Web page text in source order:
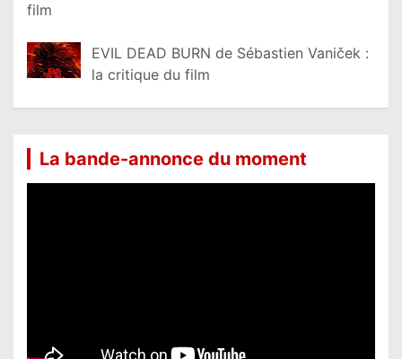
film
EVIL DEAD BURN de Sébastien Vaniček :
la critique du film
La bande-annonce du moment